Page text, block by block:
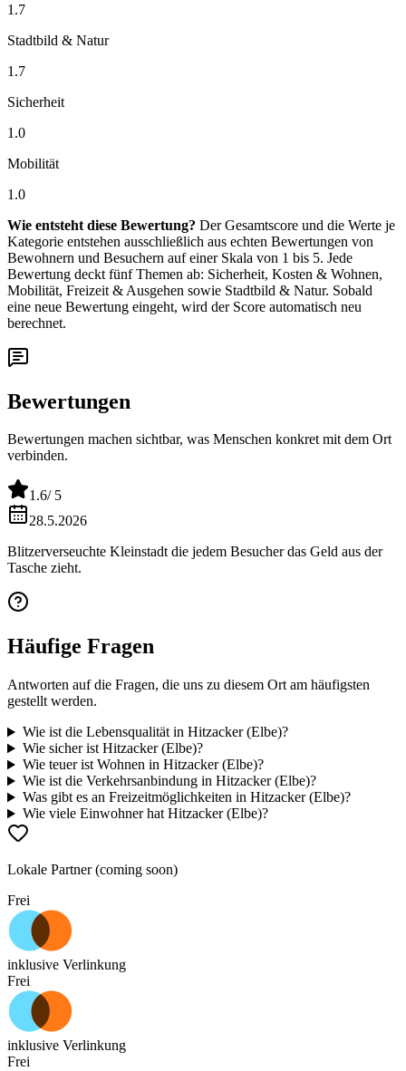
1.7
Stadtbild & Natur
1.7
Sicherheit
1.0
Mobilität
1.0
Wie entsteht diese Bewertung? Der Gesamtscore und die Werte je
Kategorie entstehen ausschließlich aus echten Bewertungen von
Bewohnern und Besuchern auf einer Skala von 1 bis 5. Jede
Bewertung deckt fünf Themen ab: Sicherheit, Kosten & Wohnen,
Mobilität, Freizeit & Ausgehen sowie Stadtbild & Natur. Sobald
eine neue Bewertung eingeht, wird der Score automatisch neu
berechnet.
Bewertungen
Bewertungen machen sichtbar, was Menschen konkret mit dem Ort
verbinden.
1.6/ 5
28.5.2026
Blitzerverseuchte Kleinstadt die jedem Besucher das Geld aus der
Tasche zieht.
Häufige Fragen
Antworten auf die Fragen, die uns zu diesem Ort am häufigsten
gestellt werden.
Wie ist die Lebensqualität in Hitzacker (Elbe)?
Wie sicher ist Hitzacker (Elbe)?
Wie teuer ist Wohnen in Hitzacker (Elbe)?
Wie ist die Verkehrsanbindung in Hitzacker (Elbe)?
Was gibt es an Freizeitmöglichkeiten in Hitzacker (Elbe)?
Wie viele Einwohner hat Hitzacker (Elbe)?
Lokale Partner (coming soon)
Frei
inklusive Verlinkung
Frei
inklusive Verlinkung
Frei